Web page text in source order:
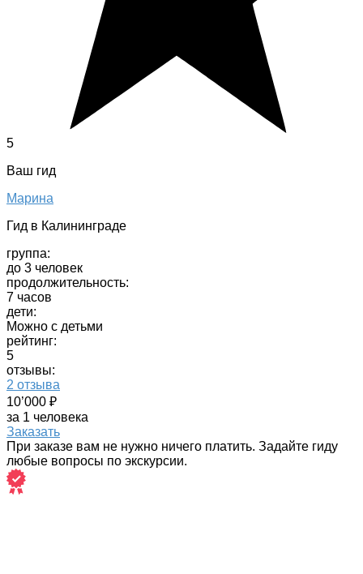
5
Ваш гид
Марина
Гид в Калининграде
группа:
до 3 человек
продолжительность:
7 часов
дети:
Можно с детьми
рейтинг:
5
отзывы:
2 отзыва
10’000 ₽
за 1 человека
Заказать
При заказе вам не нужно ничего платить. Задайте гиду
любые вопросы по экскурсии.